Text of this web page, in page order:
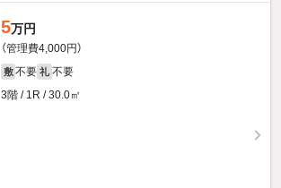
5万円
（管理費4,000円）
敷 不要 礼 不要
3階 / 1R / 30.0㎡